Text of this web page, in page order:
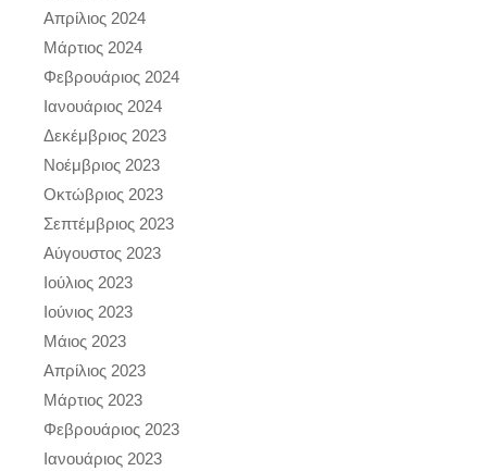
Απρίλιος 2024
Μάρτιος 2024
Φεβρουάριος 2024
Ιανουάριος 2024
Δεκέμβριος 2023
Νοέμβριος 2023
Οκτώβριος 2023
Σεπτέμβριος 2023
Αύγουστος 2023
Ιούλιος 2023
Ιούνιος 2023
Μάιος 2023
Απρίλιος 2023
Μάρτιος 2023
Φεβρουάριος 2023
Ιανουάριος 2023